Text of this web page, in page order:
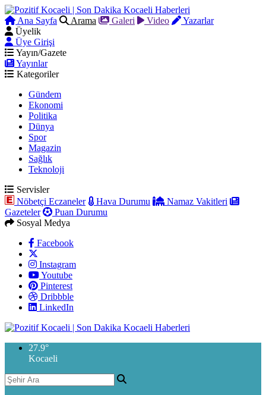
Ana Sayfa Arama Galeri Video
Yazarlar
Üyelik
Üye Girişi
Yayın/Gazete
Yayınlar
Kategoriler
Gündem
Ekonomi
Politika
Dünya
Spor
Magazin
Sağlık
Teknoloji
Servisler
Nöbetçi Eczaneler
Hava Durumu
Namaz Vakitleri
Gazeteler
Puan Durumu
Sosyal Medya
Facebook
Instagram
Youtube
Pinterest
Dribbble
LinkedIn
27.9°
Kocaeli